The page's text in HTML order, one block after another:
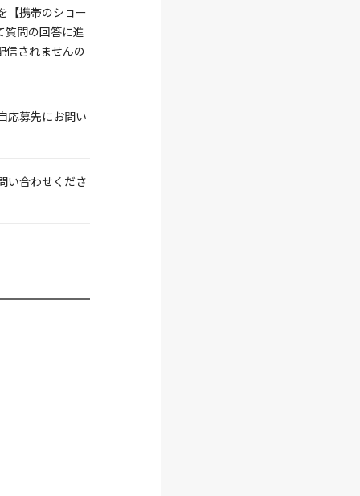
【携帯のショー
質問の回答に進
信されませんの
応募先にお問い
い合わせくださ